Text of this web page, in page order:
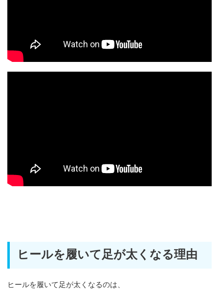
ヒールを履いて足が太くなる理由
ヒールを履いて足が太くなるのは、